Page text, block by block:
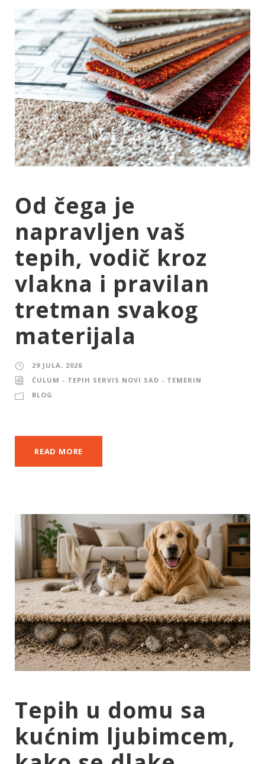
Od čega je
napravljen vaš
tepih, vodič kroz
vlakna i pravilan
tretman svakog
materijala
29 JULA, 2026
ĆULUM - TEPIH SERVIS NOVI SAD - TEMERIN
BLOG
READ MORE
Tepih u domu sa
kućnim ljubimcem,